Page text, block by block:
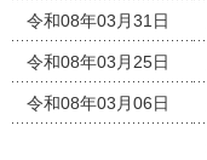
令和08年03月31日
令和08年03月25日
令和08年03月06日